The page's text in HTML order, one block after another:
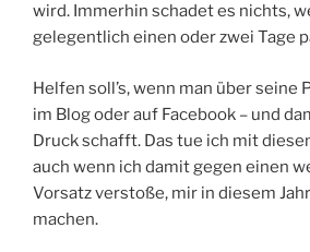
wird. Immerhin schadet es nichts,
gelegentlich einen oder zwei Tage
Helfen soll’s, wenn man über seine
im Blog oder auf Facebook – und
Druck schafft. Das tue ich mit
auch wenn ich damit gegen einen
Vorsatz verstoße, mir in diesem
machen.